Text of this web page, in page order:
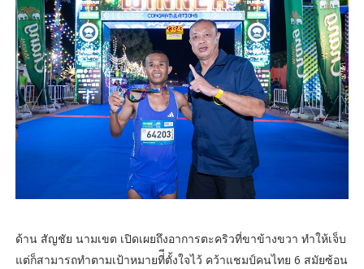
ด้าน สัญชัย นามเขต เปิดเผยถึงอาการตะคริวที่ขาข้างขวา ทำให้เจ็บ
แต่ก็สามารถทำตามเป้าหมายที่ีตั้งใจไว้ คว้าแชมป์คนไทย 6 สมัยซ้อน